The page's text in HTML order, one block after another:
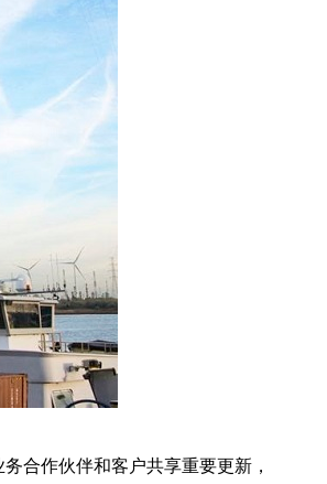
和客户共享重要更新，